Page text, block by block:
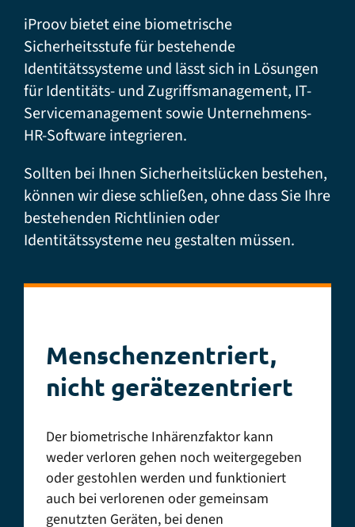
iBeta
FIDO-Zertifizierung für die
Gesichtserkennung
iRAP
UK Nationales Physikalisches
Laboratorium (NPL)
CSA STAR (Stufe 2)
iProov bietet eine biometrische
Sicherheitsstufe für bestehende
Identitätssysteme und lässt sich in Lösungen
für Identitäts- und Zugriffsmanagement, IT-
Servicemanagement sowie Unternehmens-
HR-Software integrieren.
Sollten bei Ihnen Sicherheitslücken bestehen,
können wir diese schließen, ohne dass Sie Ihre
bestehenden Richtlinien oder
Identitätssysteme neu gestalten müssen.
Menschenzentriert,
nicht gerätezentriert
Der biometrische Inhärenzfaktor kann
weder verloren gehen noch weitergegeben
oder gestohlen werden und funktioniert
auch bei verlorenen oder gemeinsam
genutzten Geräten, bei denen